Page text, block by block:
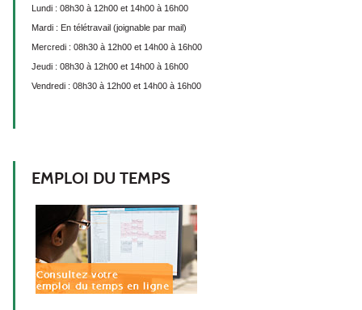
Lundi : 08h30 à 12h00 et 14h00 à 16h00
Mardi : En télétravail (joignable par mail)
Mercredi : 08h30 à 12h00 et 14h00 à 16h00
Jeudi : 08h30 à 12h00 et 14h00 à 16h00
Vendredi : 08h30 à 12h00 et 14h00 à 16h00
EMPLOI DU TEMPS